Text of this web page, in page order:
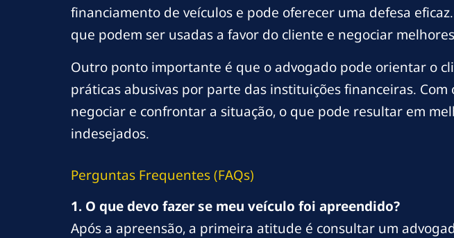
financiamento de veículos e pode oferecer uma defesa
que podem ser usadas a favor do cliente e negociar
Outro ponto importante é que o advogado pode orientar o
práticas abusivas por parte das instituições financeiras.
negociar e confrontar a situação, o que pode resultar em
indesejados.
Perguntas Frequentes (FAQs)
1. O que devo fazer se meu veículo foi apreendido?
Após a apreensão, a primeira atitude é consultar um